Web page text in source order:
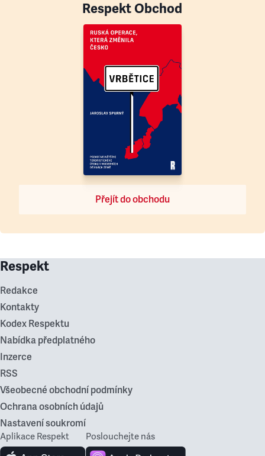
Respekt Obchod
Přejít do obchodu
Respekt
Redakce
Kontakty
Kodex Respektu
Nabídka předplatného
Inzerce
RSS
Všeobecné obchodní podmínky
Ochrana osobních údajů
Nastavení soukromí
Aplikace Respekt Poslouchejte nás